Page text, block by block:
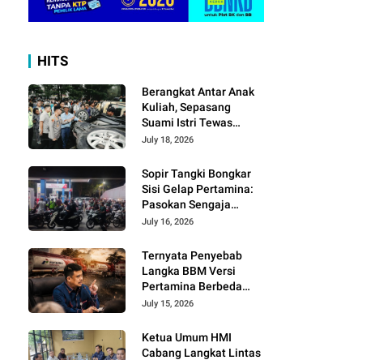
HITS
Berangkat Antar Anak
Kuliah, Sepasang
Suami Istri Tewas
dalam Tragedi Maut
July 18, 2026
Sopir Tangki Bongkar
Sisi Gelap Pertamina:
Pasokan Sengaja
Dijatah Demi Dongkrak
July 16, 2026
Ternyata Penyebab
Langka BBM Versi
Pertamina Berbeda
Dengan Gubsu, TNI dan
July 15, 2026
Ketua Umum HMI
Cabang Langkat Lintas